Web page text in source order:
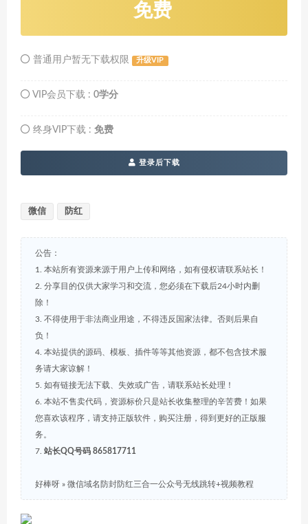
免费
普通用户暂无下载权限 升级VIP
VIP会员下载 : 0学分
终身VIP下载 : 免费
登录后下载
微信 防红
公告：
1. 本站所有资源来源于用户上传和网络，如有侵权请联系站长！
2. 分享目的仅供大家学习和交流，您必须在下载后24小时内删
除！
3. 不得使用于非法商业用途，不得违反国家法律。否则后果自
负！
4. 本站提供的源码、模板、插件等等其他资源，都不包含技术服
务请大家谅解！
5. 如有链接无法下载、失效或广告，请联系站长处理！
6. 本站不售卖代码，资源标价只是站长收集整理的辛苦费！如果
您喜欢该程序，请支持正版软件，购买注册，得到更好的正版服
务。
7. 站长QQ号码 865817711
好棒呀 » 微信域名防封防红三合一公众号无线跳转+视频教程